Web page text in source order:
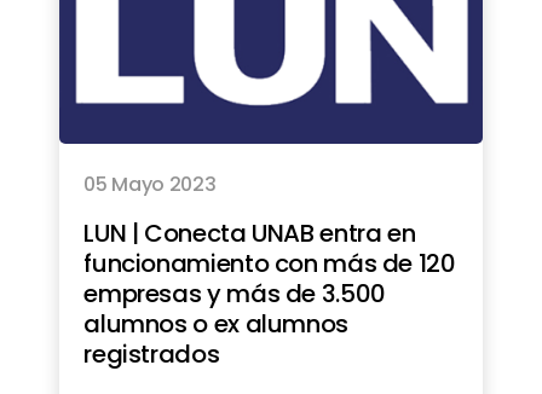
05 Mayo 2023
LUN | Conecta UNAB entra en
funcionamiento con más de 120
empresas y más de 3.500
alumnos o ex alumnos
registrados